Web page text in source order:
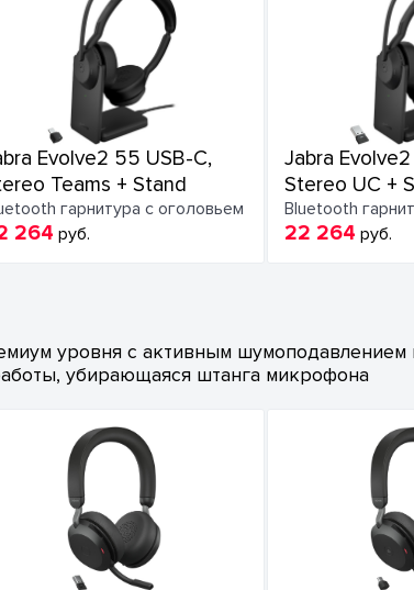
Evolve2 55 USB-C,
Teams + Stand
гарнитура с оголовьем
264 руб.
Jabra
Stereo UC +
Bluetooth
22 264 руб.
уровня с активным
убирающаяся штанга микрофона